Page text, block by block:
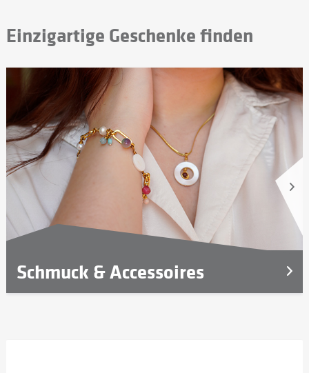
Einzigartige Geschenke finden
Schmuck & Accessoires